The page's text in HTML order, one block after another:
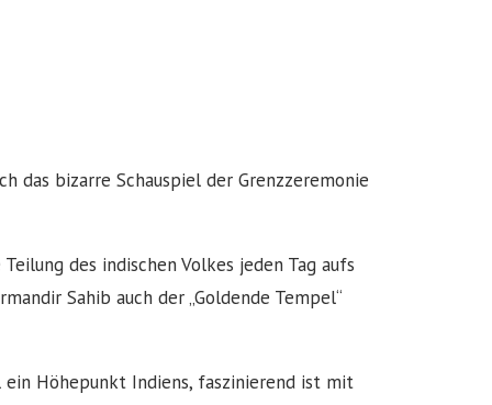
das bizarre Schauspiel der Grenzzeremonie
des indischen Volkes jeden Tag aufs
Sahib auch der „Goldende Tempel“
Höhepunkt Indiens, faszinierend ist mit